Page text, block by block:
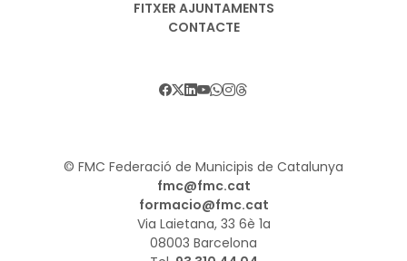
FITXER AJUNTAMENTS
CONTACTE
© FMC Federació de Municipis de Catalunya
fmc@fmc.cat
formacio@fmc.cat
Via Laietana, 33 6è 1a
08003 Barcelona